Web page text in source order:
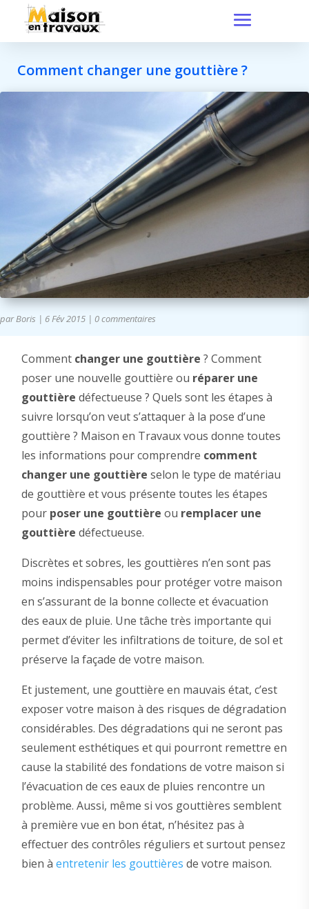
Comment changer une gouttière ?
parBoris | 6 Fév 2015 | 0 commentaires
Comment changer une gouttière ? Comment
poser une nouvelle gouttière ou réparer une
gouttière défectueuse ? Quels sont les étapes à
suivre lorsqu’on veut s’attaquer à la pose d’une
gouttière ? Maison en Travaux vous donne toutes
les informations pour comprendre comment
changer une gouttière selon le type de matériau
de gouttière et vous présente toutes les étapes
pour poser une gouttière ou remplacer une
gouttière défectueuse.
Discrètes et sobres, les gouttières n’en sont pas
moins indispensables pour protéger votre maison
en s’assurant de la bonne collecte et évacuation
des eaux de pluie. Une tâche très importante qui
permet d’éviter les infiltrations de toiture, de sol et
préserve la façade de votre maison.
Et justement, une gouttière en mauvais état, c’est
exposer votre maison à des risques de dégradation
considérables. Des dégradations qui ne seront pas
seulement esthétiques et qui pourront remettre en
cause la stabilité des fondations de votre maison si
l’évacuation de ces eaux de pluies rencontre un
problème. Aussi, même si vos gouttières semblent
à première vue en bon état, n’hésitez pas à
effectuer des contrôles réguliers et surtout pensez
bien à entretenir les gouttières de votre maison.